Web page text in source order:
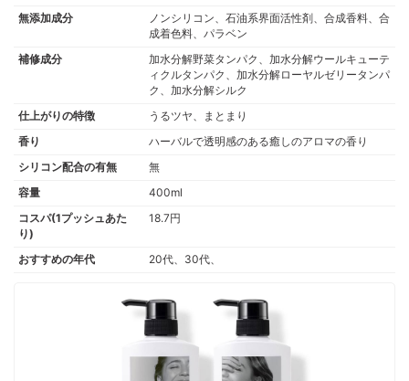
マリー葉エキス、ワレモコウエキス、レモングラス葉/茎エキス、タチジャ
コウソウ花/葉エキス、加水分解野菜タンパク、加水分解ウールキューティ
クルタンパク、加水分解ローヤルゼリータンパク、加水分解シルク、ラベ
ンダー油、ニオイテンジクアオイ葉油、白金、リンゴ酸、コレステロー
ル、フィトステロールズ、プロパンジオール、エチルヘキシルグリセリ
ン、ペンチレングリコール、DPG、BG、PG、ポリクオタニウム-10、クオ
タニウム-33、コカミドMEA、ジステアリン酸PEG-150、セテアレス-60
リル酸/カプリン酸)グリセリル、ジステアリルジモニウムクロリド、ベヘン
トリモニウムクロリド、エタノール、炭酸水素Na、塩化Na、EDTA-2Na、
無添加成分
ノンシリコン、石油系界面活性剤、合成香料、合
成着色料、パラベン
補修成分
加水分解野菜タンパク、加水分解ウールキューテ
ィクルタンパク、加水分解ローヤルゼリータンパ
ク、加水分解シルク
仕上がりの特徴
うるツヤ、まとまり
香り
ハーバルで透明感のある癒しのアロマの香り
シリコン配合の有無
無
容量
400ml
コスパ(1プッシュあた
り)
18.7円
おすすめの年代 20代、30代、